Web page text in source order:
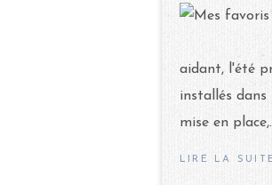
aidant, l'été
installés dans
mise en
LIRE LA